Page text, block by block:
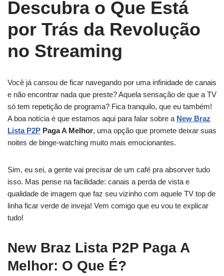
Descubra o Que Está
por Trás da Revolução
no Streaming
Você já cansou de ficar navegando por uma infinidade de canais
e não encontrar nada que preste? Aquela sensação de que a TV
só tem repetição de programa? Fica tranquilo, que eu também!
A boa notícia é que estamos aqui para falar sobre a New Braz
Lista P2P Paga A Melhor, uma opção que promete deixar suas
noites de binge-watching muito mais emocionantes.
Sim, eu sei, a gente vai precisar de um café pra absorver tudo
isso. Mas pense na facilidade: canais a perda de vista e
qualidade de imagem que faz seu vizinho com aquele TV top de
linha ficar verde de inveja! Vem comigo que eu vou te explicar
tudo!
New Braz Lista P2P Paga A
Melhor: O Que É?